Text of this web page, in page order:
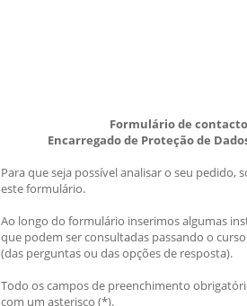
Formulário de
Encarregado de Proteção de Dados
Para que seja possível analisar o seu pedido,
este formulário.
Ao longo do formulário inserimos algumas
que podem ser consultadas passando o
(das perguntas ou das opções de resposta).
Todo os campos de preenchimento
com um asterisco (*).